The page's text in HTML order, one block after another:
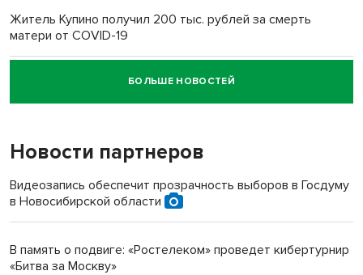
Житель Купино получил 200 тыс. рублей за смерть
матери от COVID-19
Новосибирский суд наказал водителя за смерть
пенсионерки на вокзале
БОЛЬШЕ НОВОСТЕЙ
Новости партнеров
Видеозапись обеспечит прозрачность выборов в Госдуму
в Новосибирской области
В память о подвиге: «Ростелеком» проведет кибертурнир
«Битва за Москву»